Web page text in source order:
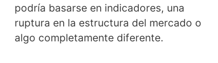
podría basarse en indicadores, una
ruptura en la estructura del mercado o
algo completamente diferente.